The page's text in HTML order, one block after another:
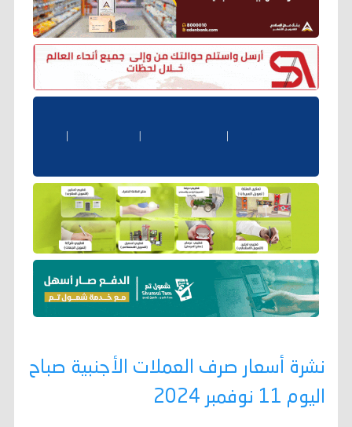
نشرة أسعار صرف العملات الأجنبية صباح
اليوم 11 نوفمبر 2024